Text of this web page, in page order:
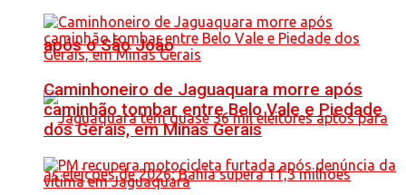
após o São João
Caminhoneiro de Jaguaquara morre após
caminhão tombar entre Belo Vale e Piedade
dos Gerais, em Minas Gerais